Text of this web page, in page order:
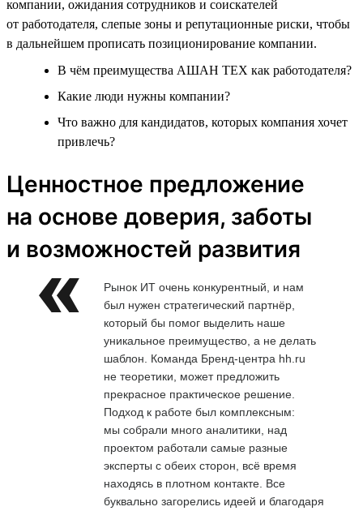
компании, ожидания сотрудников и соискателей
от работодателя, слепые зоны и репутационные риски, чтобы
в дальнейшем прописать позиционирование компании.
В чём преимущества АШАН ТЕХ как работодателя?
Какие люди нужны компании?
Что важно для кандидатов, которых компания хочет
привлечь?
Ценностное предложение
на основе доверия, заботы
и возможностей развития
Рынок ИТ очень конкурентный, и нам
был нужен стратегический партнёр,
который бы помог выделить наше
уникальное преимущество, а не делать
шаблон. Команда Бренд-центра hh.ru
не теоретики, может предложить
прекрасное практическое решение.
Подход к работе был комплексным:
мы собрали много аналитики, над
проектом работали самые разные
эксперты с обеих сторон, всё время
находясь в плотном контакте. Все
буквально загорелись идеей и благодаря